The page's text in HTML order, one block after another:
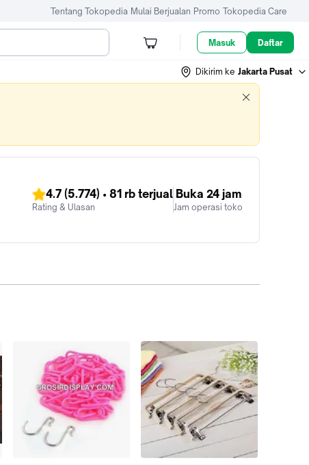
Tentang Tokopedia Mulai Berjualan Promo Tokopedia Care
Masuk Daftar
Dikirim ke Jakarta Pusat
4.7 (5.774) • 81 rb terjual
Rating & Ulasan
Buka 24 jam
Jam operasi toko